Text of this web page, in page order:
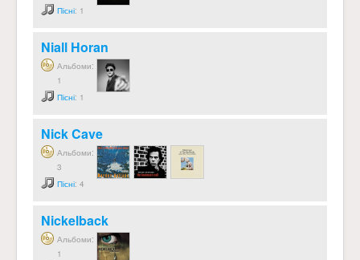
Пісні: 1
Niall Horan
Альбоми:
1
Пісні: 1
Nick Cave
Альбоми:
3
Пісні: 4
Nickelback
Альбоми:
1